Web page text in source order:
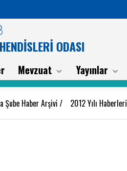
ODASI
Mevzuat Yayınlar
Şube Haber Arşivi / 2012 Yılı Haberleri